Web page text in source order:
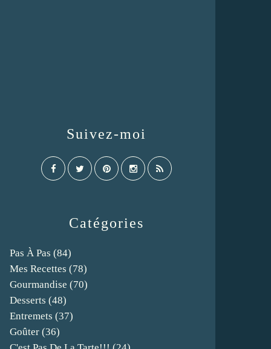
Catégories
Pas À Pas (84)
Mes Recettes (78)
Gourmandise (70)
Desserts (48)
Entremets (37)
Goûter (36)
Suivez-moi